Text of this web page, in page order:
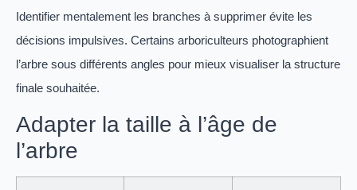
Identifier mentalement les branches à supprimer évite les
décisions impulsives. Certains arboriculteurs photographient
l’arbre sous différents angles pour mieux visualiser la structure
finale souhaitée.
Adapter la taille à l’âge de
l’arbre